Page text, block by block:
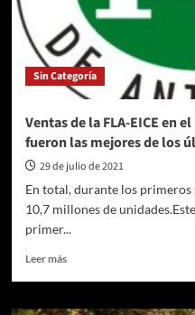
web
a
1.000
Mipymes
y
fortalecerá
200
emprendimientos
Sin Categoría
Ventas de la FLA-EICE en
fueron las mejores de los
29 de julio de 2021
En total, durante los primeros
10,7 millones de
primer...
Leer másLeer
Ventas